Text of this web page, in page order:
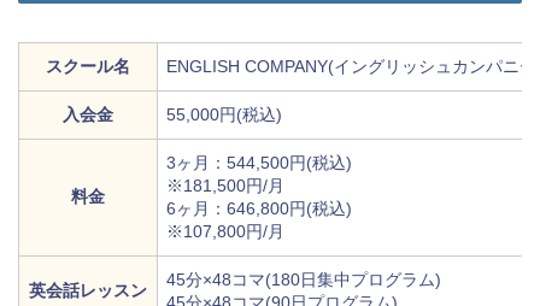
スクール名 ENGLISH COMPANY(イングリッシュカンパニー
入会金 55,000円(税込)
料金
3ヶ月：544,500円(税込)
※181,500円/月
6ヶ月：646,800円(税込)
※107,800円/月
英会話レッスン
45分×48コマ(180日集中プログラム)
45分×48コマ(90日プログラム)